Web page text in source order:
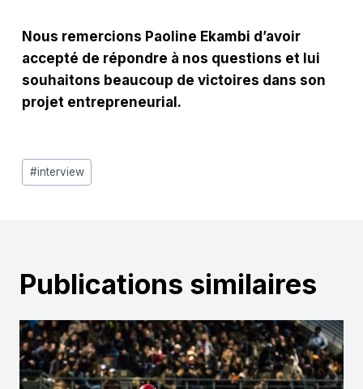
Nous remercions Paoline Ekambi d’avoir
accepté de répondre à nos questions et lui
souhaitons beaucoup de victoires dans son
projet entrepreneurial.
Étiquettes
de
#interview
Publications similaires